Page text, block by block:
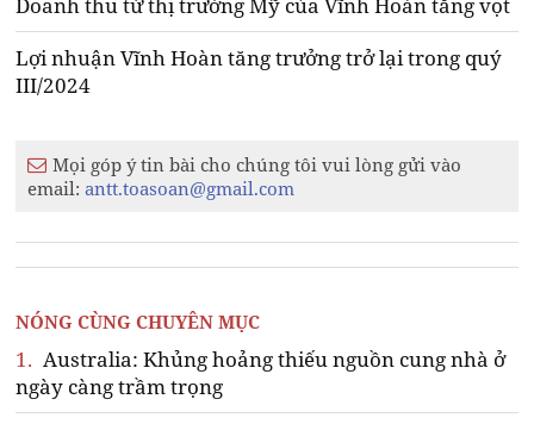
Doanh thu từ thị trường Mỹ của Vĩnh Hoàn tăng vọt
Lợi nhuận Vĩnh Hoàn tăng trưởng trở lại trong quý
III/2024
Mọi góp ý tin bài cho chúng tôi vui lòng gửi vào
email:antt.toasoan@gmail.com
NÓNG CÙNG CHUYÊN MỤC
1. Australia: Khủng hoảng thiếu nguồn cung nhà ở
ngày càng trầm trọng